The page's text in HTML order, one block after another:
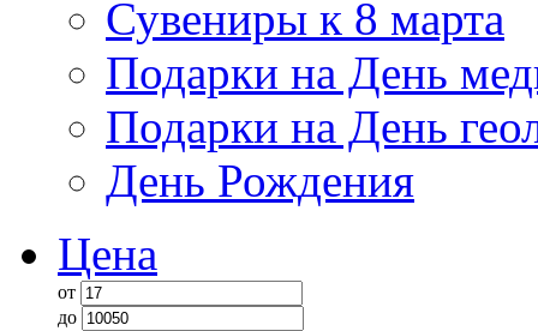
Сувениры к 8 марта
Подарки на День
Подарки на День
День Рождения
Цена
от
до